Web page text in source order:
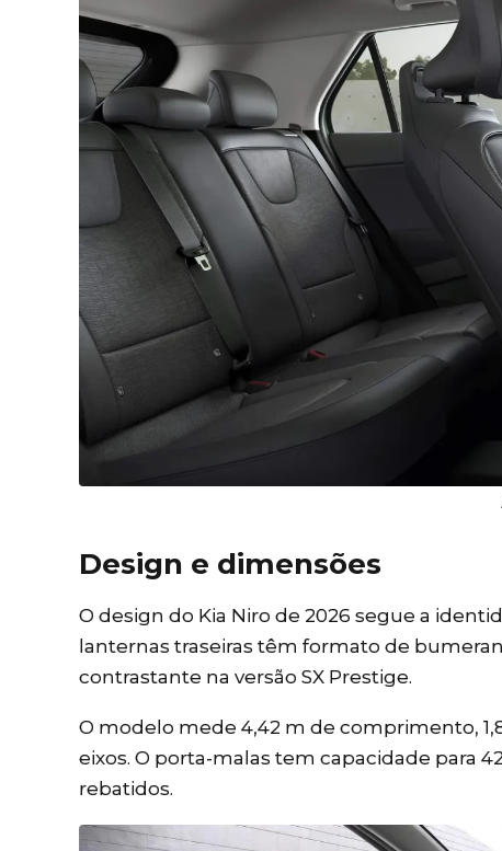
Design e dimensões
O design do Kia Niro de 2026 segue a
lanternas traseiras têm formato de
contrastante na versão SX Prestige.
O modelo mede 4,42 m de comprimento,
eixos. O porta-malas tem capacidade para
rebatidos.